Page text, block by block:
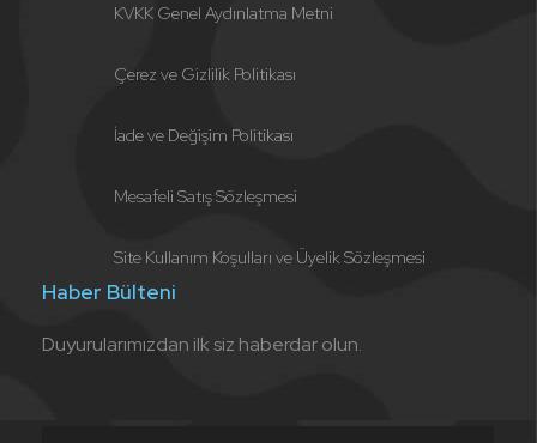
KVKK Genel Aydınlatma Metni
Çerez ve Gizlilik Politikası
İade ve Değişim Politikası
Mesafeli Satış Sözleşmesi
Site Kullanım Koşulları ve Üyelik Sözleşmesi
Haber Bülteni
Duyurularımızdan ilk siz haberdar olun.